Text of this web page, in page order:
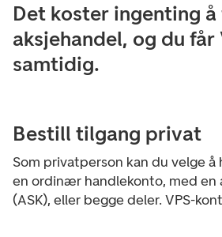
Det koster ingenting
aksjehandel, og du får
samtidig.
Bestill tilgang privat
Som privatperson kan du velge å
en ordinær handlekonto, med en
(ASK), eller begge deler. VPS-